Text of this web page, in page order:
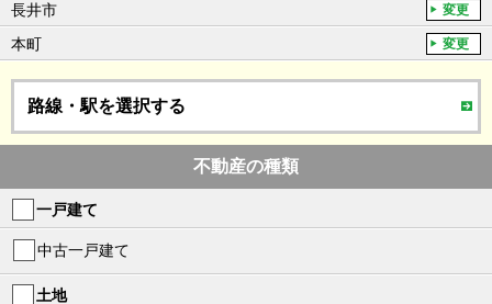
長井市 変更
本町 変更
路線・駅を選択する
不動産の種類
一戸建て
中古一戸建て
土地